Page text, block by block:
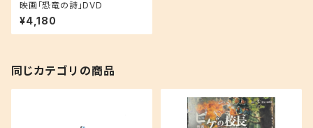
映画「恐竜の詩」DVD
¥4,180
同じカテゴリの商品